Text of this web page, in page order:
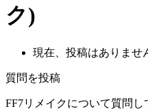
ク)
現在、投稿はありませ
質問を投稿
FF7リメイクについて質問し